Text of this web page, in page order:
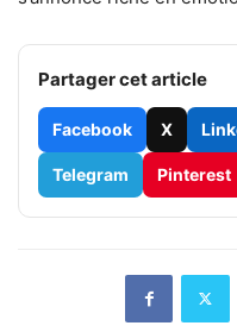
Partager cet article
Facebook X
Telegram Pinterest